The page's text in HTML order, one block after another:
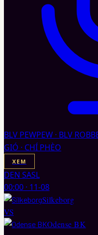
BLV PEWPEW · BLV
GIÓ · CHÍ PHÈO
XEM
DEN SASL
00:00 · 11-08
Silkeborg
VS
Odense BK